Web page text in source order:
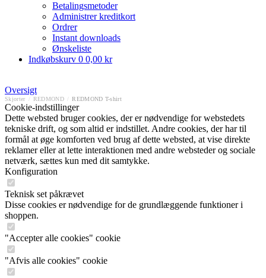
Betalingsmetoder
Administrer kreditkort
Ordrer
Instant downloads
Ønskeliste
Indkøbskurv 0 0,00 kr
Oversigt
Skjorter REDMOND REDMOND T-shirt
Cookie-indstillinger
Dette websted bruger cookies, der er nødvendige for webstedets
tekniske drift, og som altid er indstillet. Andre cookies, der har til
formål at øge komforten ved brug af dette websted, at vise direkte
reklamer eller at lette interaktionen med andre websteder og sociale
netværk, sættes kun med dit samtykke.
Konfiguration
Teknisk set påkrævet
Disse cookies er nødvendige for de grundlæggende funktioner i
shoppen.
"Accepter alle cookies" cookie
"Afvis alle cookies" cookie